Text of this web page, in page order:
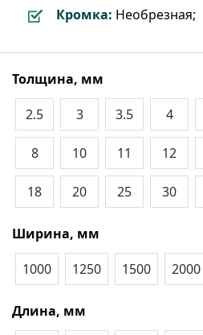
Кромка: Необрезная;
Толщина, мм
2.5
3 3.5 4
8 10 11 12
18 20 25 30
Ширина, мм
1000
1250 1500 2000
Длина, мм